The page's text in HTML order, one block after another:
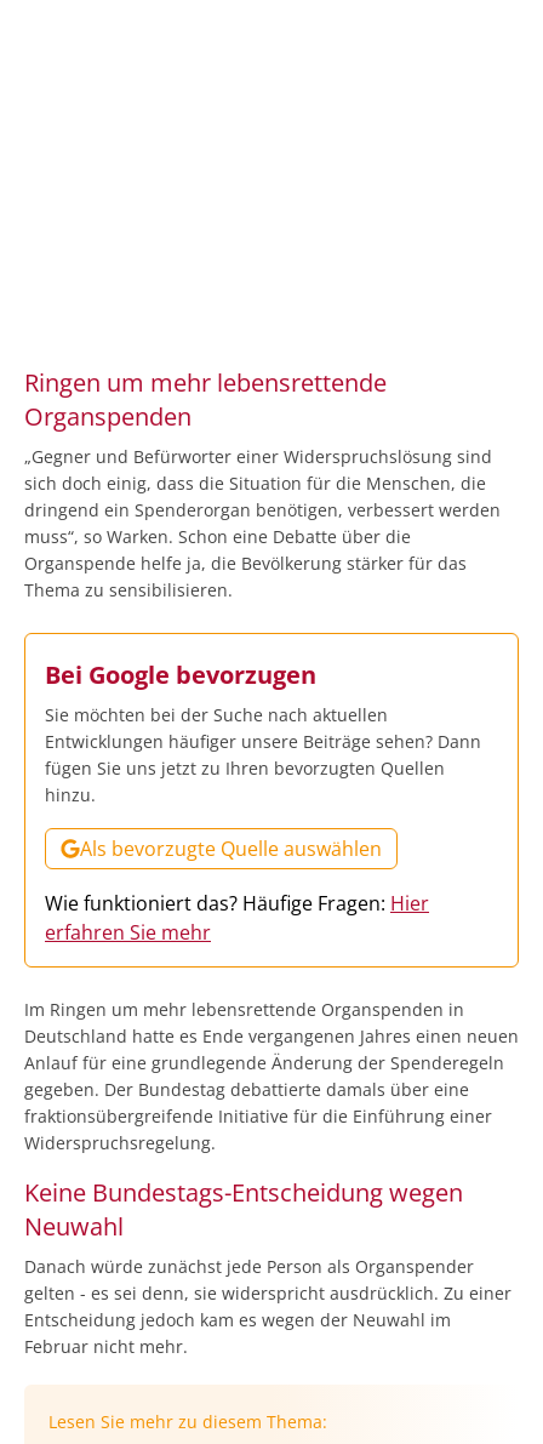
Ringen um mehr lebensrettende
Organspenden
„Gegner und Befürworter einer Widerspruchslösung sind
sich doch einig, dass die Situation für die Menschen, die
dringend ein Spenderorgan benötigen, verbessert werden
muss“, so Warken. Schon eine Debatte über die
Organspende helfe ja, die Bevölkerung stärker für das
Thema zu sensibilisieren.
Bei Google bevorzugen
Sie möchten bei der Suche nach aktuellen
Entwicklungen häufiger unsere Beiträge sehen? Dann
fügen Sie uns jetzt zu Ihren bevorzugten Quellen
hinzu.
Als bevorzugte Quelle auswählen
Wie funktioniert das? Häufige Fragen: Hier
erfahren Sie mehr
Im Ringen um mehr lebensrettende Organspenden in
Deutschland hatte es Ende vergangenen Jahres einen neuen
Anlauf für eine grundlegende Änderung der Spenderegeln
gegeben. Der Bundestag debattierte damals über eine
fraktionsübergreifende Initiative für die Einführung einer
Widerspruchsregelung.
Keine Bundestags-Entscheidung wegen
Neuwahl
Danach würde zunächst jede Person als Organspender
gelten - es sei denn, sie widerspricht ausdrücklich. Zu einer
Entscheidung jedoch kam es wegen der Neuwahl im
Februar nicht mehr.
Lesen Sie mehr zu diesem Thema: